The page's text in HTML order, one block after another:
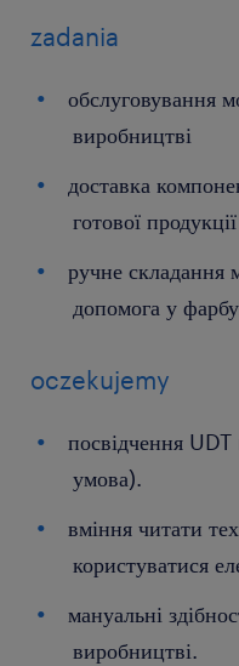
zadania
обслуговування
виробництві
доставка
готової продукції
ручне складання
допомога у
oczekujemy
посвідчення
умова).
вміння читати
користуватися
мануальні
виробництві.